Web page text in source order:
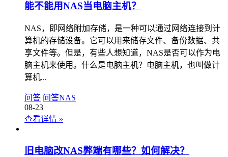
能不能用NAS当电脑主机？
NAS，即网络附加存储，是一种可以通过网络连接到计
算机的存储设备。它可以用来储存文件、备份数据、共
享文件等。但是，有些人想知道，NAS是否可以作为电
脑主机来使用。什么是电脑主机？电脑主机，也叫做计
算机...
问答 问答NAS
08-23
查看详情 »
旧电脑改NAS弊端有哪些？如何解决？